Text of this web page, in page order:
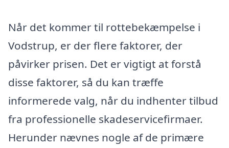
Når det kommer til rottebekæmpelse i
Vodstrup, er der flere faktorer, der
påvirker prisen. Det er vigtigt at forstå
disse faktorer, så du kan træffe
informerede valg, når du indhenter tilbud
fra professionelle skadeservicefirmaer.
Herunder nævnes nogle af de primære